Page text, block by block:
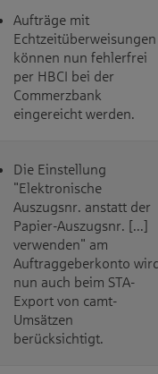
Aufträge mit
Echtzeitüberweisungen
können nun fehlerfrei
per HBCI bei der
Commerzbank
eingereicht werden.
Die Einstellung
"Elektronische
Auszugsnr. anstatt der
Papier-Auszugsnr. [...]
verwenden" am
Auftraggeberkonto
nun auch beim STA-
Export von camt-
Umsätzen
berücksichtigt.